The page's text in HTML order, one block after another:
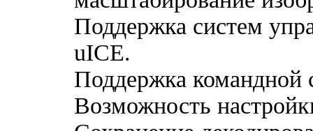
Поддержка систем
uICE.
Поддержка командной
Возможность